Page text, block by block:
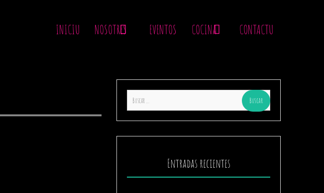
INICIU NOSOTRES EVENTOS COCINA CONTACTU
Buscar:
Entradas recientes